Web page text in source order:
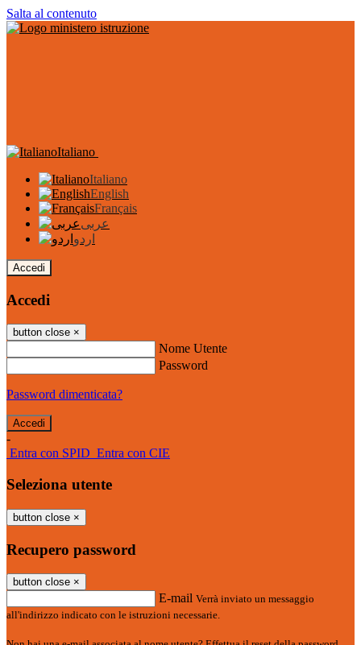
Salta al contenuto
Italiano
Italiano
English
Français
عربى
اردو
Accedi
Accedi
button close ×
Nome Utente
Password
Password dimenticata?
-
Entra con SPID Entra con CIE
Seleziona utente
button close ×
Recupero password
button close ×
E-mail Verrà inviato un messaggio
all'indirizzo indicato con le istruzioni necessarie.